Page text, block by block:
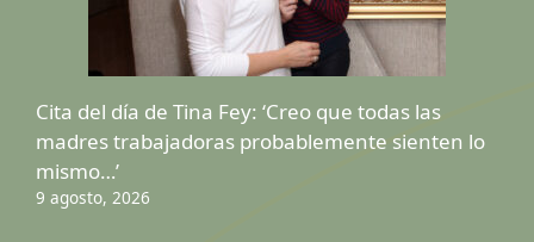
Cita del día de Tina Fey: ‘Creo que todas las
madres trabajadoras probablemente sienten lo
mismo…’
9 agosto, 2026